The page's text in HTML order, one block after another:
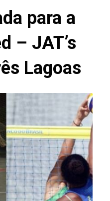
para a
– JAT’s
Lagoas